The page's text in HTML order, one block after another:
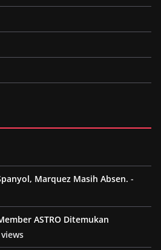
Marquez Masih Absen. -
ASTRO Ditemukan